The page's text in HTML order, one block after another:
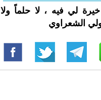
لي فيه ، لا حلماً ولا
الشعراوي